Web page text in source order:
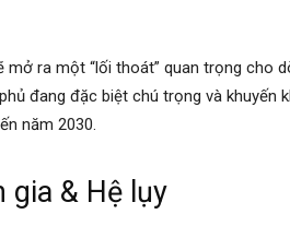
mở ra một “lối thoát” quan trọng cho
đang đặc biệt chú trọng và khuyến
năm 2030.
gia & Hệ lụy